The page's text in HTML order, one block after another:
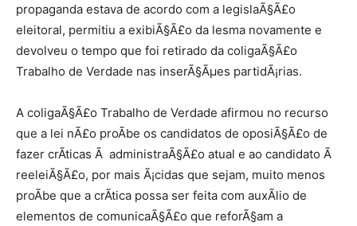
propaganda estava de acordo com a legislaÃ§Ã£o
eleitoral, permitiu a exibiÃ§Ã£o da lesma novamente e
devolveu o tempo que foi retirado da coligaÃ§Ã£o
Trabalho de Verdade nas inserÃ§Ãµes partidÃ¡rias.
A coligaÃ§Ã£o Trabalho de Verdade afirmou no recurso
que a lei nÃ£o proÃ­be os candidatos de oposiÃ§Ã£o de
fazer crÃ­ticas Ã administraÃ§Ã£o atual e ao candidato Ã
reeleiÃ§Ã£o, por mais Ã¡cidas que sejam, muito menos
proÃ­be que a crÃ­tica possa ser feita com auxÃ­lio de
elementos de comunicaÃ§Ã£o que reforÃ§am a